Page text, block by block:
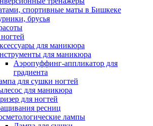
спортивные маты в Бишкеке
брусья
для маникюра
для маникюра
Аэропуффинг-аппликатор для
градиента
для сушки ногтей
для маникюра
для ногтей
ресниц
лампы